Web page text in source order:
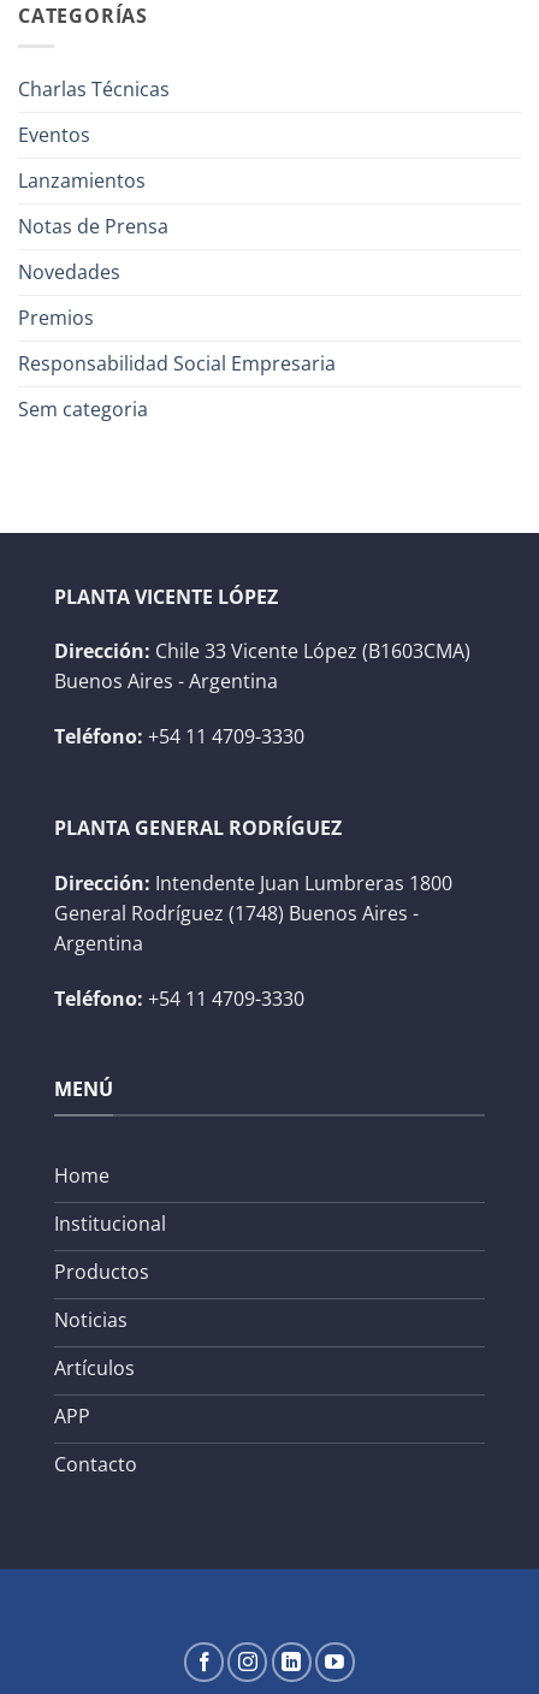
CATEGORÍAS
Charlas Técnicas
Eventos
Lanzamientos
Notas de Prensa
Novedades
Premios
Responsabilidad Social Empresaria
Sem categoria
PLANTA VICENTE LÓPEZ
Dirección: Chile 33 Vicente López (B1603CMA)
Buenos Aires - Argentina
Teléfono: +54 11 4709-3330
PLANTA GENERAL RODRÍGUEZ
Dirección: Intendente Juan Lumbreras 1800
General Rodríguez (1748) Buenos Aires -
Argentina
Teléfono: +54 11 4709-3330
MENÚ
Home
Institucional
Productos
Noticias
Artículos
APP
Contacto